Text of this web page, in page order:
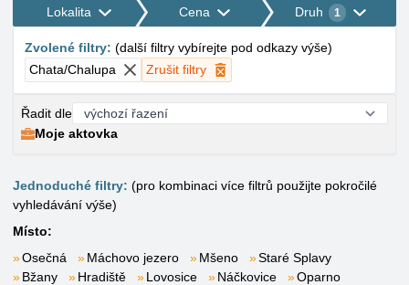
Lokalita Cena Druh 1
Zvolené filtry: (další filtry vybírejte pod odkazy výše)
Chata/Chalupa
Zrušit filtry
Řadit dle
Moje aktovka
Jednoduché filtry: (pro kombinaci více filtrů použijte pokročilé
vyhledávání výše)
Místo:
Osečná
Máchovo jezero Mšeno
Staré Splavy
Bžany
Hradiště Lovosice Náčkovice
Oparno